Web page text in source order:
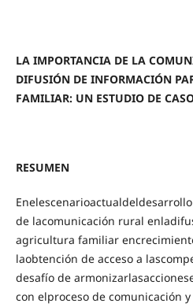
LA IMPORTANCIA DE LA
DIFUSIÓN DE INFORMACIÓN
FAMILIAR: UN ESTUDIO DE
RESUMEN
de lacomunicación rural
agricultura familiar
laobtención de acceso a
desafío de
con elproceso de comunicación